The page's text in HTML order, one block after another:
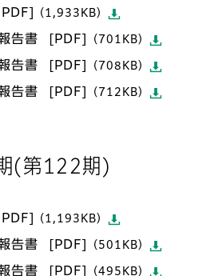
（1,933KB）
告書 （701KB）
告書 （708KB）
告書 （712KB）
(第122期)
（1,193KB）
告書 （501KB）
告書 （495KB）